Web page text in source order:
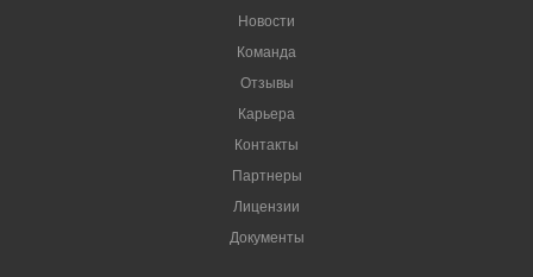
Новости
Команда
Отзывы
Карьера
Контакты
Партнеры
Лицензии
Документы